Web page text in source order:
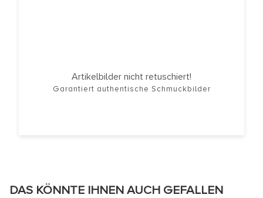
Artikelbilder nicht retuschiert!
Garantiert authentische Schmuckbilder
DAS KÖNNTE IHNEN AUCH GEFALLEN